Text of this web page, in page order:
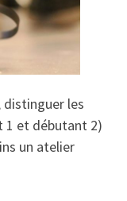
distinguer les
1 et débutant 2)
un atelier